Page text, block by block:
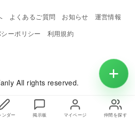
よくあるご質問 お知らせ
運営情報
ーポリシー
利用規約
All rights reserved.
ンダー 掲示板 マイページ 仲間を探す